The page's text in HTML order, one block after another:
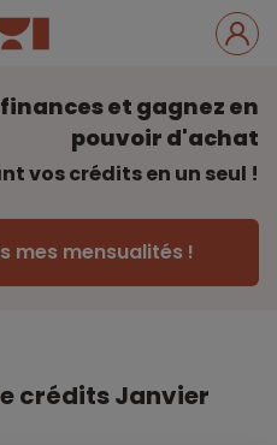
et gagnez en
pouvoir d'achat
vos crédits en un seul !
mes mensualités !
crédits Janvier